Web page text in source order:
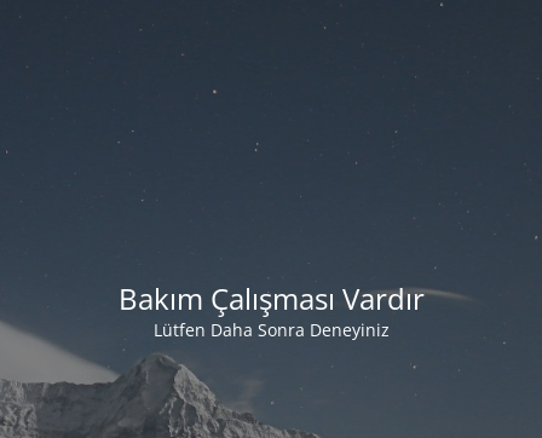
Bakım Çalışması Vardır
Lütfen Daha Sonra Deneyiniz